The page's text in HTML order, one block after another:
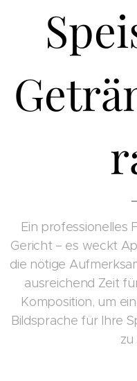
Ein professionelles
Gericht – es weckt
die nötige
ausreichend Zeit
Komposition, um
Bildsprache für Ihre